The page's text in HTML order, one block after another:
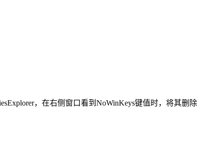
，在右侧窗口看到NoWinKeys键值时，将其删除